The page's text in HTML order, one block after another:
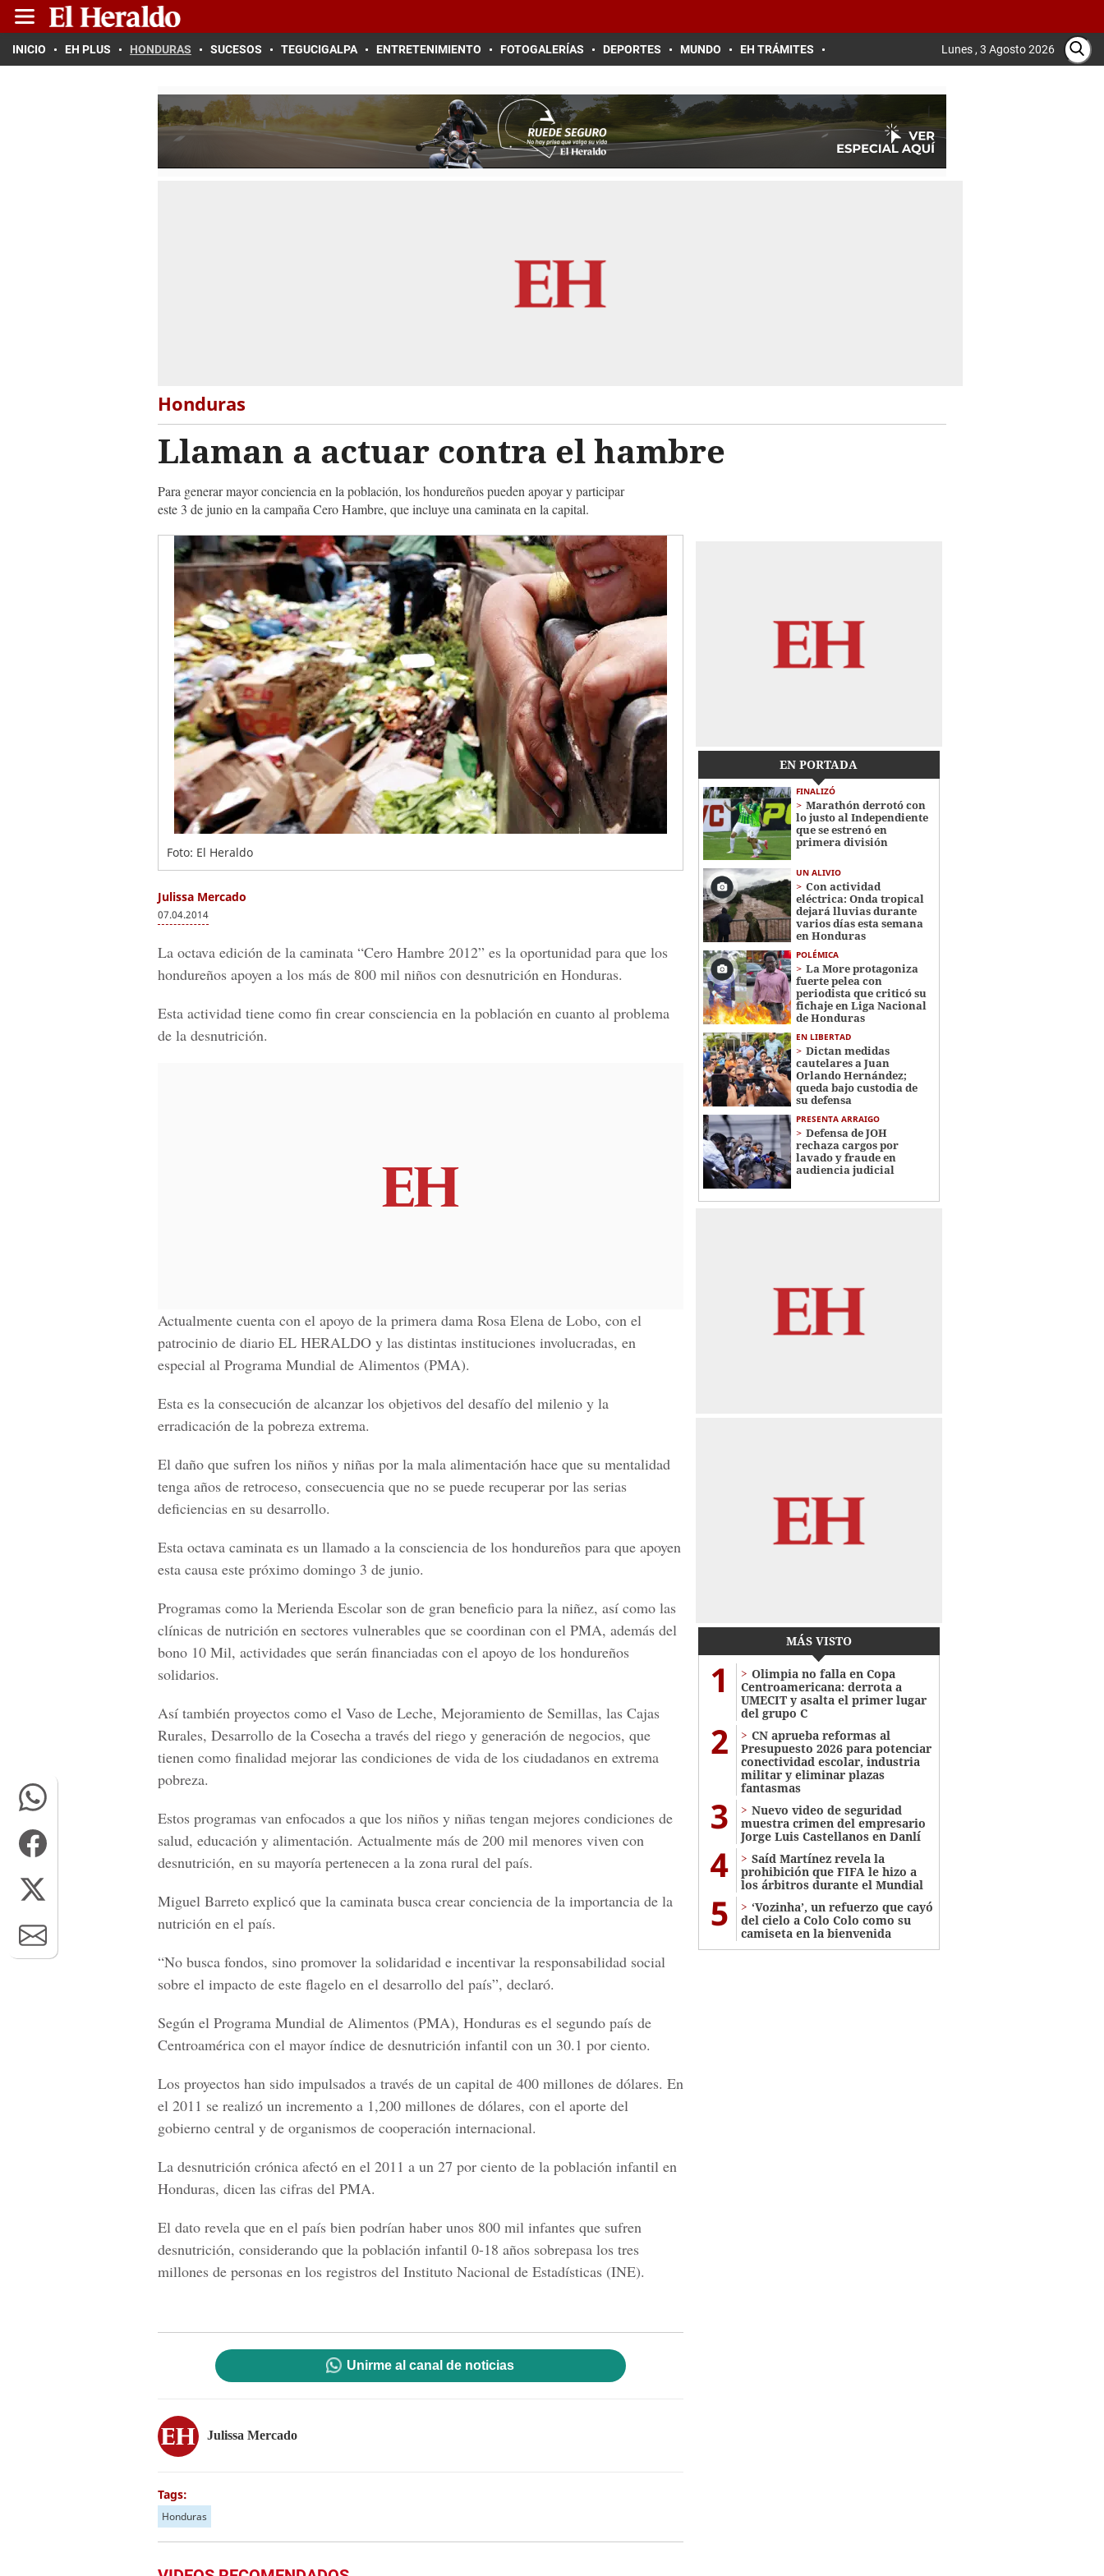
INICIO EH PLUS HONDURAS SUCESOS TEGUCIGALPA ENTRETENIMIENTO FOTOGALERÍAS DEPORTES MUNDO EH TRÁMITES Lunes , 3 Agosto 2026
Honduras
Llaman a actuar contra el hambre
Para generar mayor conciencia en la población, los hondureños pueden apoyar y participar
este 3 de junio en la campaña Cero Hambre, que incluye una caminata en la capital.
Foto: El Heraldo
Julissa Mercado
07.04.2014
La octava edición de la caminata “Cero Hambre 2012” es la oportunidad para que los
hondureños apoyen a los más de 800 mil niños con desnutrición en Honduras.
Esta actividad tiene como fin crear consciencia en la población en cuanto al problema
de la desnutrición.
Actualmente cuenta con el apoyo de la primera dama Rosa Elena de Lobo, con el
patrocinio de diario EL HERALDO y las distintas instituciones involucradas, en
especial al Programa Mundial de Alimentos (PMA).
Esta es la consecución de alcanzar los objetivos del desafío del milenio y la
erradicación de la pobreza extrema.
El daño que sufren los niños y niñas por la mala alimentación hace que su mentalidad
tenga años de retroceso, consecuencia que no se puede recuperar por las serias
deficiencias en su desarrollo.
Esta octava caminata es un llamado a la consciencia de los hondureños para que apoyen
esta causa este próximo domingo 3 de junio.
Programas como la Merienda Escolar son de gran beneficio para la niñez, así como las
clínicas de nutrición en sectores vulnerables que se coordinan con el PMA, además del
bono 10 Mil, actividades que serán financiadas con el apoyo de los hondureños
solidarios.
Así también proyectos como el Vaso de Leche, Mejoramiento de Semillas, las Cajas
Rurales, Desarrollo de la Cosecha a través del riego y generación de negocios, que
tienen como finalidad mejorar las condiciones de vida de los ciudadanos en extrema
pobreza.
Estos programas van enfocados a que los niños y niñas tengan mejores condiciones de
salud, educación y alimentación. Actualmente más de 200 mil menores viven con
desnutrición, en su mayoría pertenecen a la zona rural del país.
Miguel Barreto explicó que la caminata busca crear conciencia de la importancia de la
nutrición en el país.
“No busca fondos, sino promover la solidaridad e incentivar la responsabilidad social
sobre el impacto de este flagelo en el desarrollo del país”, declaró.
Según el Programa Mundial de Alimentos (PMA), Honduras es el segundo país de
Centroamérica con el mayor índice de desnutrición infantil con un 30.1 por ciento.
Los proyectos han sido impulsados a través de un capital de 400 millones de dólares. En
el 2011 se realizó un incremento a 1,200 millones de dólares, con el aporte del
gobierno central y de organismos de cooperación internacional.
La desnutrición crónica afectó en el 2011 a un 27 por ciento de la población infantil en
Honduras, dicen las cifras del PMA.
El dato revela que en el país bien podrían haber unos 800 mil infantes que sufren
desnutrición, considerando que la población infantil 0-18 años sobrepasa los tres
millones de personas en los registros del Instituto Nacional de Estadísticas (INE).
Unirme al canal de noticias
Julissa Mercado
Tags:
Honduras
EN PORTADA
FINALIZÓ
Marathón derrotó con
lo justo al Independiente
que se estrenó en
primera división
UN ALIVIO
Con actividad
eléctrica: Onda tropical
dejará lluvias durante
varios días esta semana
en Honduras
POLÉMICA
La More protagoniza
fuerte pelea con
periodista que criticó su
fichaje en Liga Nacional
de Honduras
EN LIBERTAD
Dictan medidas
cautelares a Juan
Orlando Hernández;
queda bajo custodia de
su defensa
PRESENTA ARRAIGO
Defensa de JOH
rechaza cargos por
lavado y fraude en
audiencia judicial
MÁS VISTO
1
Olimpia no falla en Copa
Centroamericana: derrota a
UMECIT y asalta el primer lugar
del grupo C
2
CN aprueba reformas al
Presupuesto 2026 para potenciar
conectividad escolar, industria
militar y eliminar plazas
fantasmas
3
Nuevo video de seguridad
muestra crimen del empresario
Jorge Luis Castellanos en Danlí
4
Saíd Martínez revela la
prohibición que FIFA le hizo a
los árbitros durante el Mundial
5
‘Vozinha’, un refuerzo que cayó
del cielo a Colo Colo como su
camiseta en la bienvenida